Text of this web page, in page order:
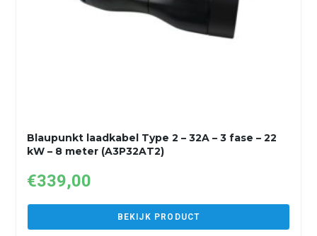
Blaupunkt laadkabel Type 2 – 32A – 3 fase – 22
kW – 8 meter (A3P32AT2)
€339,00
BEKIJK PRODUCT